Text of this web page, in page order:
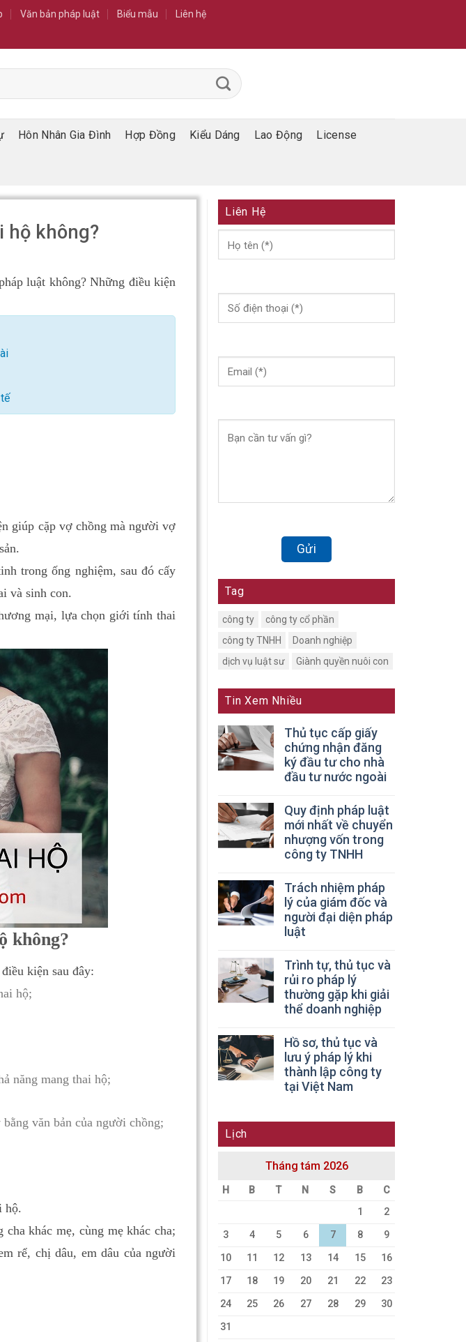
Văn bản pháp luật Biểu mẫu Liên hệ
Hôn Nhân Gia Đình Hợp Đồng Kiểu Dáng Lao Động License
hộ không?
luật không? Những điều kiện
giúp cặp vợ chồng mà người vợ
trong ống nghiệm, sau đó cấy
và sinh con.
mại, lựa chọn giới tính thai
không?
kiện sau đây:
hộ;
năng mang thai hộ;
văn bản của người chồng;
hộ.
khác mẹ, cùng mẹ khác cha;
rể, chị dâu, em dâu của người
Liên Hệ
Tag
công ty
công ty cổ phần
công ty TNHH
Doanh nghiệp
dịch vụ luật sư
Giành quyền nuôi con
Tin Xem Nhiều
Thủ tục cấp giấy
chứng nhận đăng
ký đầu tư cho nhà
đầu tư nước ngoài
Quy định pháp luật
mới nhất về chuyển
nhượng vốn trong
công ty TNHH
Trách nhiệm pháp
lý của giám đốc và
người đại diện pháp
luật
Trình tự, thủ tục và
rủi ro pháp lý
thường gặp khi giải
thể doanh nghiệp
Hồ sơ, thủ tục và
lưu ý pháp lý khi
thành lập công ty
tại Việt Nam
Lịch
Tháng tám 2026
H B T N S B
C
1
2
3
4 5 6 7 8
9
10
11 12 13 14 15
16
17
18 19 20 21 22
23
24
25 26 27 28 29
30
31